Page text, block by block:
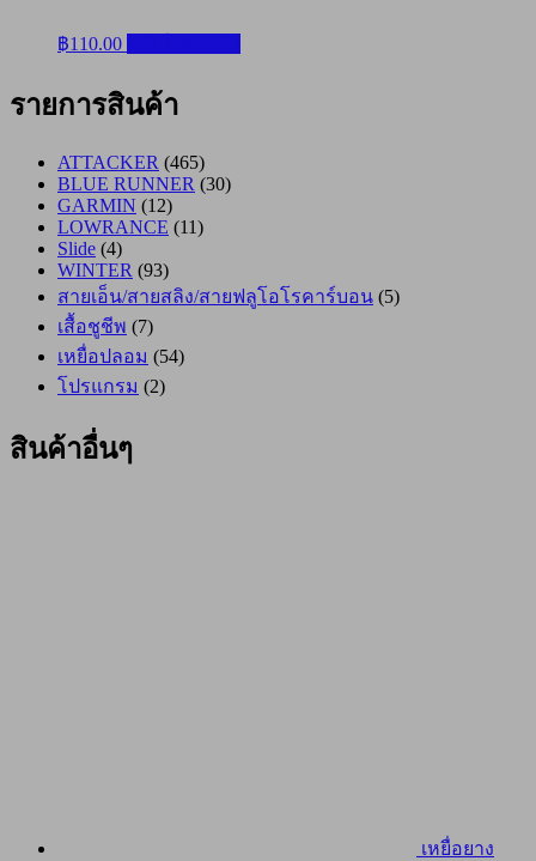
฿110.00
รายการสินค้า
ATTACKER (465)
BLUE RUNNER (30)
GARMIN (12)
LOWRANCE (11)
Slide (4)
WINTER (93)
สายเอ็น/สายสลิง/สายฟลูโอโรคาร์บอน (5)
เสื้อชูชีพ (7)
เหยื่อปลอม (54)
โปรแกรม (2)
สินค้าอื่นๆ
เหยื่อยาง